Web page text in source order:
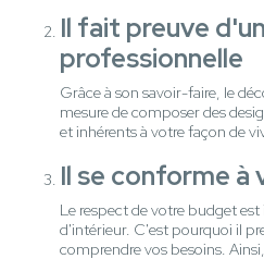
Il fait preuve
professionnelle
Grâce à son savoir-faire, le
mesure de composer des
et inhérents à votre façon de
Il se conforme
Le respect de votre budget
d'intérieur. C'est pourquoi il
comprendre vos besoins.